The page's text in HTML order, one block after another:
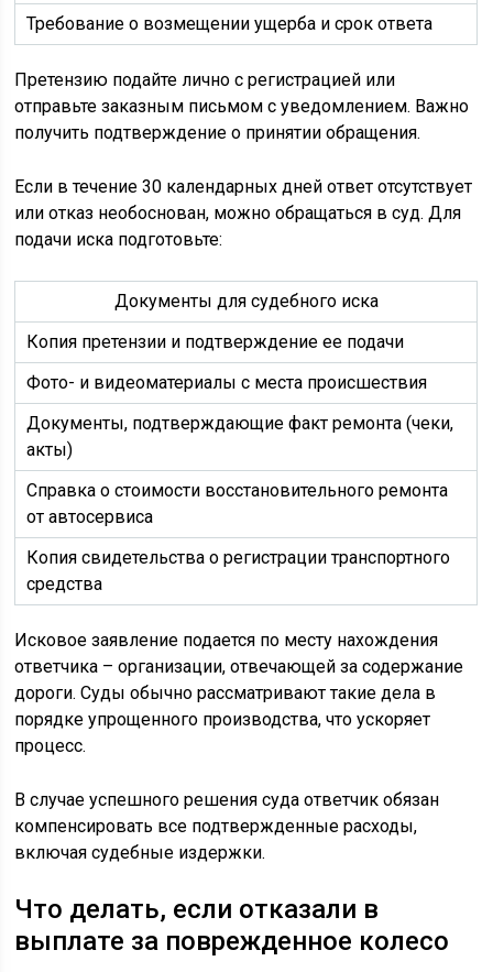
Требование о возмещении ущерба и срок ответа
Претензию подайте лично с регистрацией или
отправьте заказным письмом с уведомлением. Важно
получить подтверждение о принятии обращения.
Если в течение 30 календарных дней ответ отсутствует
или отказ необоснован, можно обращаться в суд. Для
подачи иска подготовьте:
Документы для судебного иска
Копия претензии и подтверждение ее подачи
Фото- и видеоматериалы с места происшествия
Документы, подтверждающие факт ремонта (чеки,
акты)
Справка о стоимости восстановительного ремонта
от автосервиса
Копия свидетельства о регистрации транспортного
средства
Исковое заявление подается по месту нахождения
ответчика – организации, отвечающей за содержание
дороги. Суды обычно рассматривают такие дела в
порядке упрощенного производства, что ускоряет
процесс.
В случае успешного решения суда ответчик обязан
компенсировать все подтвержденные расходы,
включая судебные издержки.
Что делать, если отказали в
выплате за поврежденное колесо